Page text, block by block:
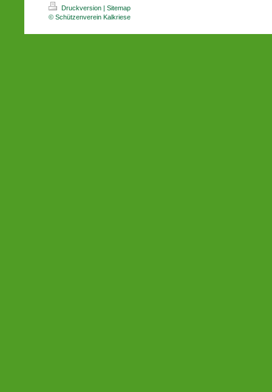
Druckversion | Sitemap
© Schützenverein Kalkriese